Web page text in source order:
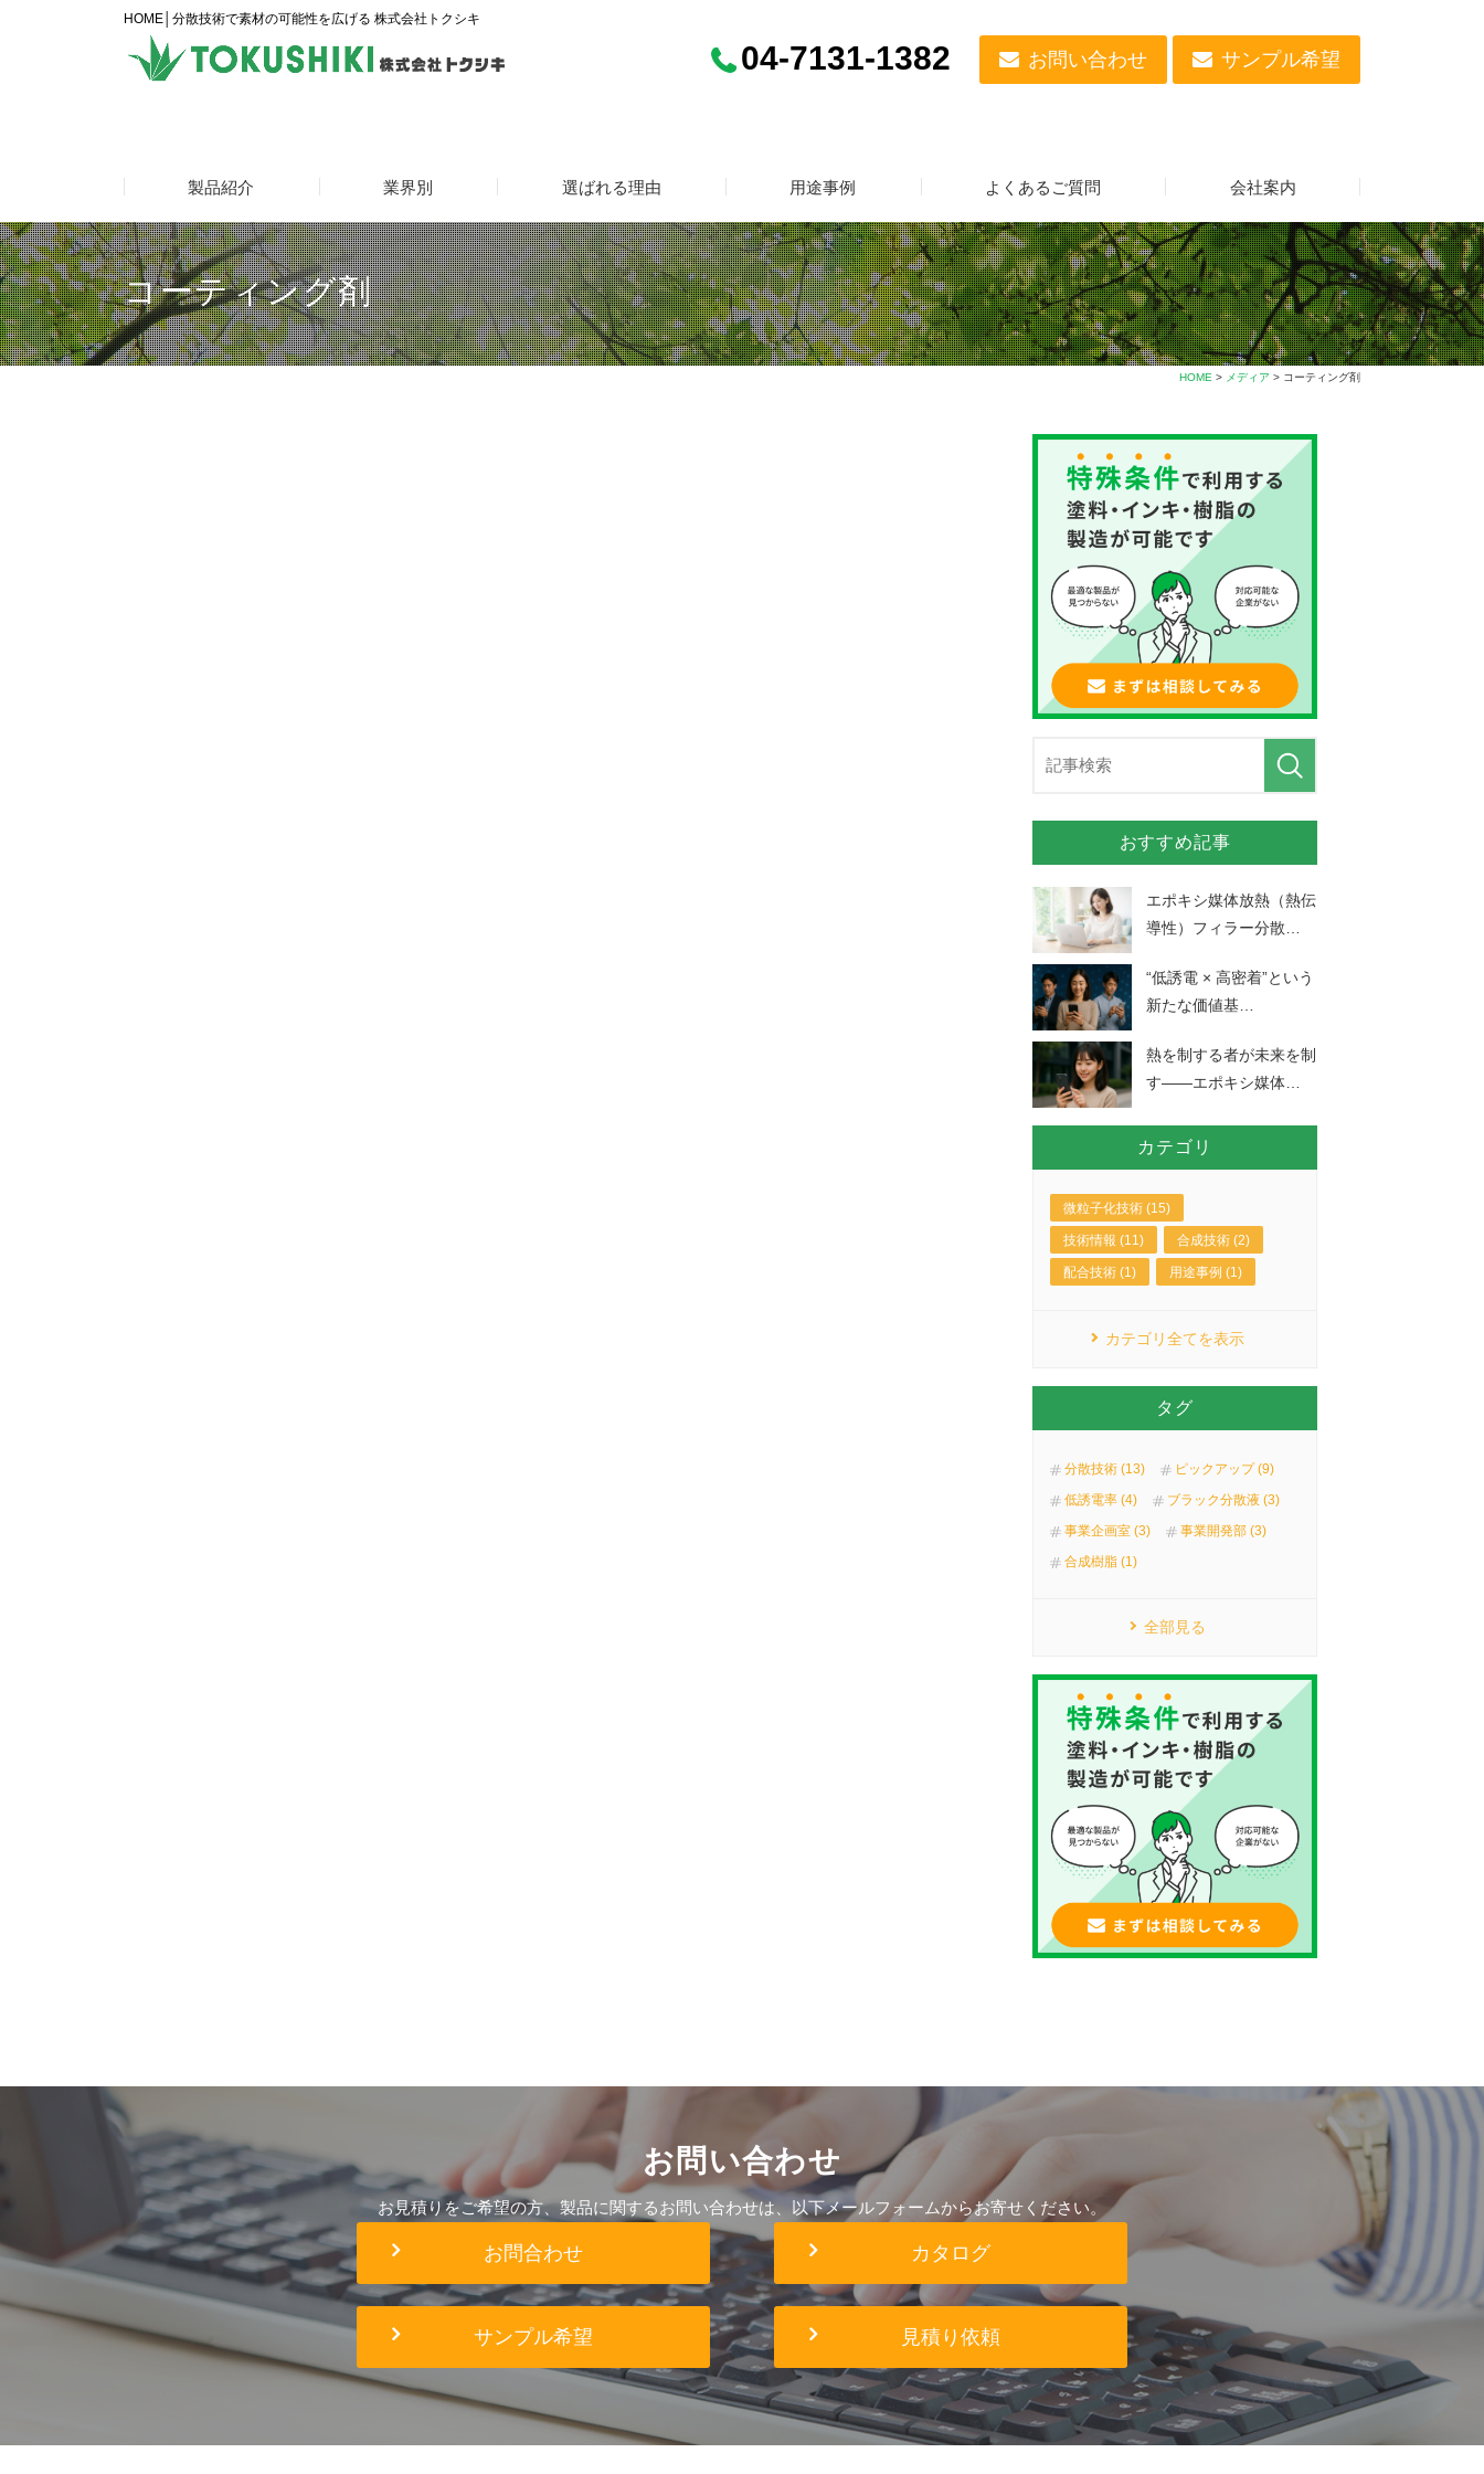
HOME│分散技術で素材の可能性を広げる 株式会社トクシキ
04-7131-1382 お問い合わせ サンプル希望
製品紹介 業界別 選ばれる理由 用途事例 よくあるご質問 会社案内
コーティング剤
HOME > メディア > コーティング剤
おすすめ記事
エポキシ媒体放熱（熱伝
導性）フィラー分散
“低誘電 × 高密着”という
新たな価値基
熱を制する者が未来を制
す――エポキシ媒体
カテゴリ
微粒子化技術 (15)
技術情報 (11) 合成技術 (2)
配合技術 (1) 用途事例 (1)
カテゴリ全てを表示
タグ
分散技術 (13)
ピックアップ (9)
低誘電率 (4)
ブラック分散液 (3)
事業企画室 (3)
事業開発部 (3)
合成樹脂 (1)
全部見る
お問い合わせ
お見積りをご希望の方、製品に関するお問い合わせは、以下メールフォームからお寄せください。
お問合わせ カタログ
サンプル希望 見積り依頼